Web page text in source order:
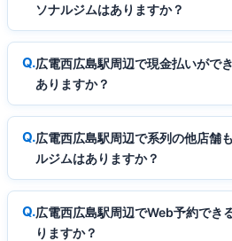
ソナルジムはありますか？
広電西広島駅周辺で現金払いがで
ありますか？
広電西広島駅周辺で系列の他店舗
ルジムはありますか？
広電西広島駅周辺でWeb予約でき
りますか？